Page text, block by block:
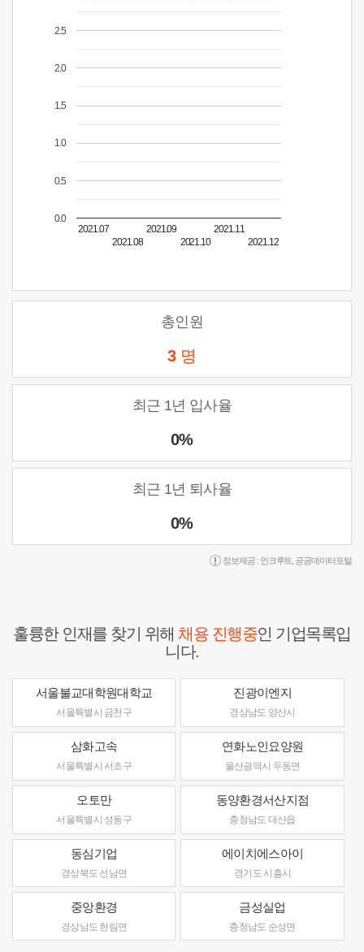
2021.07
2021.08
2021.09
2021.10
2021.11
2021.12
0.0
0.5
1.0
1.5
2.0
2.5
총인원
3 명
최근 1년 입사율
0%
최근 1년 퇴사율
0%
정보제공 : 인크루트 공공데이터포털
훌륭한 인재를 찾기 위해채용 진행중인 기업목록입
니다.
서울불교대학원대학교
서울특별시 금천구
진광이엔지
경상남도 양산시
삼화고속
서울특별시 서초구
연화노인요양원
울산광역시 두동면
오토만
서울특별시 성동구
동양환경서산지점
충청남도 대산읍
동심기업
경상북도 선남면
에이치에스아이
경기도 시흥시
중앙환경
경상남도 한림면
금성실업
충청남도 순성면